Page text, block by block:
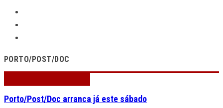
PORTO/POST/DOC
Porto/Post/Doc arranca já este sábado